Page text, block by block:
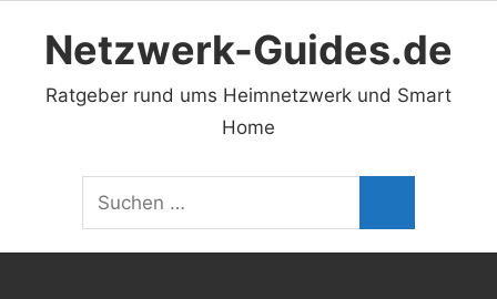
Netzwerk-Guides.de
Ratgeber rund ums Heimnetzwerk und Smart
Home
Suchen
nach: